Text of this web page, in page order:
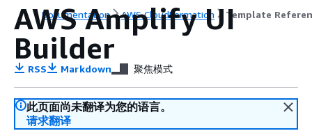
Documentation AWS CloudFormation Template
AWS Amplify UI
Builder
RSS Markdown 聚焦模式
此页面尚未翻译为您的语言。
请求翻译